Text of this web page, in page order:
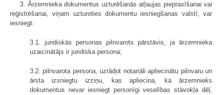
3. Ārzemnieka dokumentus uzturēšanās atļaujas pieprasīšanai vai
reģistrēšanai, viņam uzturoties dokumentu iesniegšanas valstī, var
iesniegt:
3.1. juridiskās personas pilnvarots pārstāvis, ja ārzemnieka
uzaicinātājs ir juridiska persona;
3.2. pilnvarota persona, uzrādot notariāli apliecinātu pilnvaru un
ārsta izsniegtu izziņu, kas apliecina, ka ārzemnieks
dokumentus nevar iesniegt personīgi veselības stāvokļa dēļ,